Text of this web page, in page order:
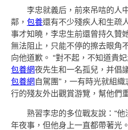
李忠就義后，前來吊唁的人
鄰，包養還有不少殘疾人和生疏
事才知曉，李忠生前還曾持久贊
無法阻止，只能不停的擦去眼角
向他道歉。 “對不起，不知道貴
包養網夜先生和一名孤兒，并倡
包養網 自駕團”，一有時光就組
行的殘友外出觀賞游覽，幫他們
熟習李忠的多位戰友說：“
年夜事，但他身上一直都帶著光